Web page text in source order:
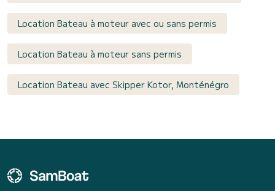
Location Bateau à moteur avec ou sans permis
Location Bateau à moteur sans permis
Location Bateau avec Skipper Kotor, Monténégro